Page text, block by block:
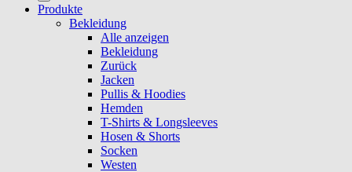
Produkte
Bekleidung
Alle anzeigen
Bekleidung
Zurück
Jacken
Pullis & Hoodies
Hemden
T-Shirts & Longsleeves
Hosen & Shorts
Socken
Westen